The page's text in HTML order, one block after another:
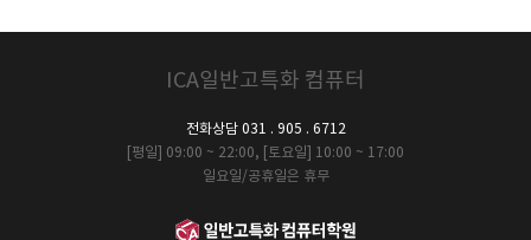
ICA일반고특화 컴퓨터
전화상담 031 . 905 . 6712
[평일] 09:00 ~ 22:00, [토요일] 10:00 ~ 17:00
일요일/공휴일은 휴무